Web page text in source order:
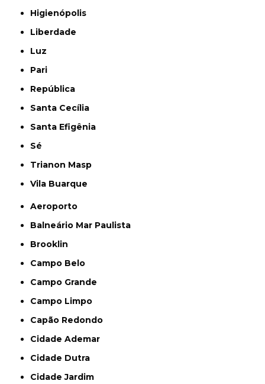
Higienópolis
Liberdade
Luz
Pari
República
Santa Cecília
Santa Efigênia
Sé
Trianon Masp
Vila Buarque
Aeroporto
Balneário Mar Paulista
Brooklin
Campo Belo
Campo Grande
Campo Limpo
Capão Redondo
Cidade Ademar
Cidade Dutra
Cidade Jardim